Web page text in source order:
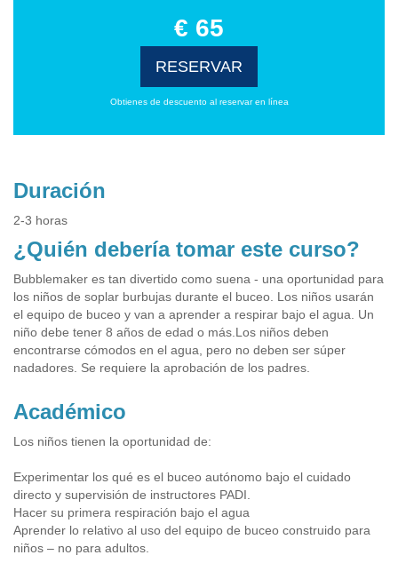
€ 65
RESERVAR
Obtienes de descuento al reservar en línea
Duración
2-3 horas
¿Quién debería tomar este curso?
Bubblemaker es tan divertido como suena - una oportunidad para
los niños de soplar burbujas durante el buceo. Los niños usarán
el equipo de buceo y van a aprender a respirar bajo el agua. Un
niño debe tener 8 años de edad o más.Los niños deben
encontrarse cómodos en el agua, pero no deben ser súper
nadadores. Se requiere la aprobación de los padres.
Académico
Los niños tienen la oportunidad de:
Experimentar los qué es el buceo autónomo bajo el cuidado
directo y supervisión de instructores PADI.
Hacer su primera respiración bajo el agua
Aprender lo relativo al uso del equipo de buceo construido para
niños – no para adultos.